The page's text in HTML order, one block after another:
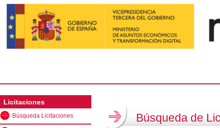
Licitaciones
Búsqueda Licitaciones Búsqueda de